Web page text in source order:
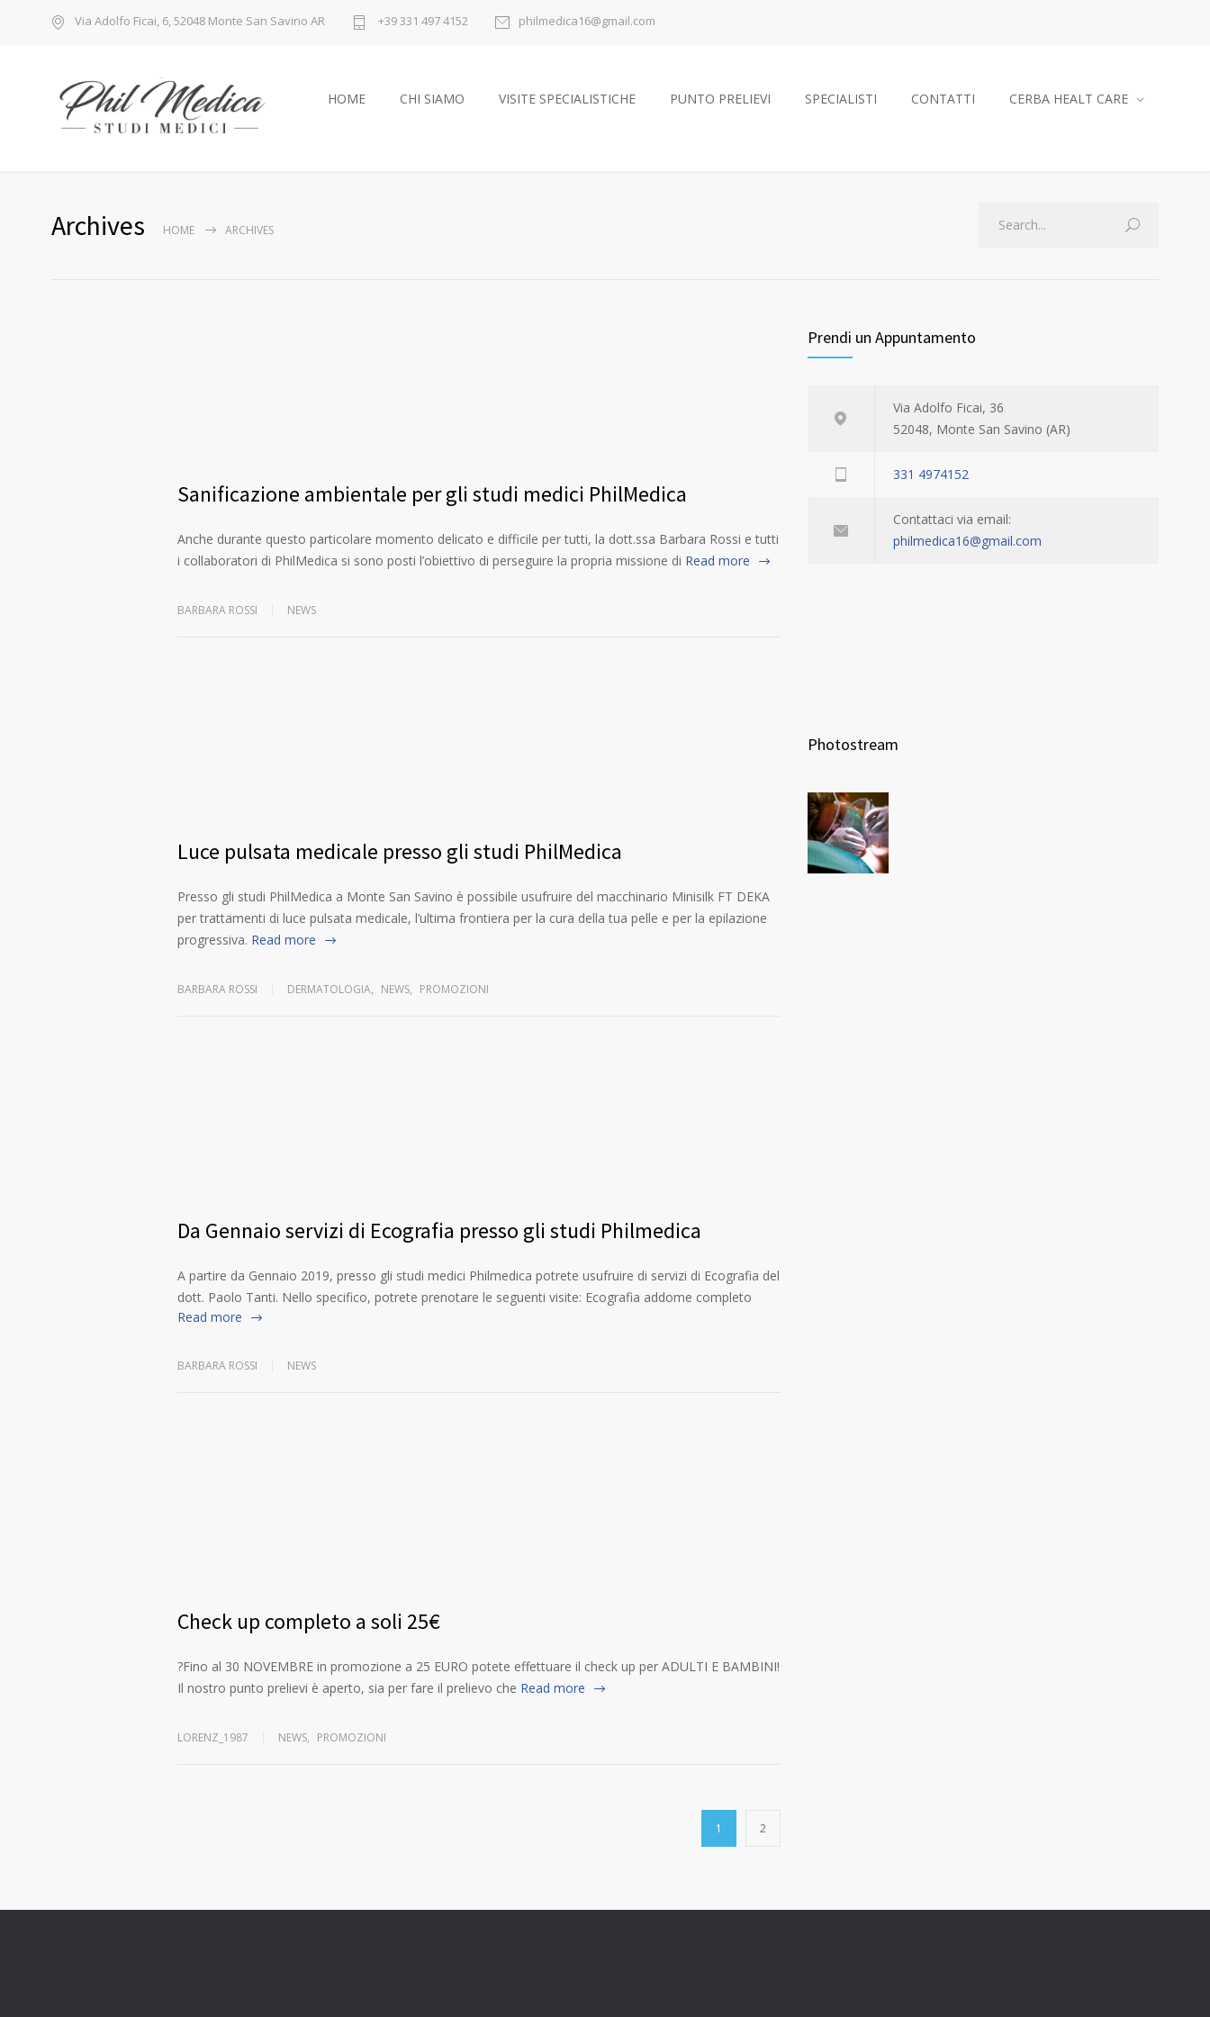
Via Adolfo Ficai, 6, 52048 Monte San Savino AR +39 331 497 4152 philmedica16@gmail.com
HOME CHI SIAMO VISITE SPECIALISTICHE PUNTO PRELIEVI SPECIALISTI CONTATTI CERBA HEALT CARE
Archives HOME ARCHIVES
Sanificazione ambientale per gli studi medici PhilMedica
Anche durante questo particolare momento delicato e difficile per tutti, la dott.ssa Barbara Rossi e tutti
i collaboratori di PhilMedica si sono posti l’obiettivo di perseguire la propria missione di Read more
BARBARA ROSSI NEWS
Luce pulsata medicale presso gli studi PhilMedica
Presso gli studi PhilMedica a Monte San Savino è possibile usufruire del macchinario Minisilk FT DEKA
per trattamenti di luce pulsata medicale, l’ultima frontiera per la cura della tua pelle e per la epilazione
progressiva. Read more
BARBARA ROSSI DERMATOLOGIA, NEWS, PROMOZIONI
Da Gennaio servizi di Ecografia presso gli studi Philmedica
A partire da Gennaio 2019, presso gli studi medici Philmedica potrete usufruire di servizi di Ecografia del
dott. Paolo Tanti. Nello specifico, potrete prenotare le seguenti visite: Ecografia addome completo
Read more
BARBARA ROSSI NEWS
Check up completo a soli 25€
?Fino al 30 NOVEMBRE in promozione a 25 EURO potete effettuare il check up per ADULTI E BAMBINI!
Il nostro punto prelievi è aperto, sia per fare il prelievo che Read more
LORENZ_1987 NEWS, PROMOZIONI
1 2
Prendi un Appuntamento
Via Adolfo Ficai, 36
52048, Monte San Savino (AR)
331 4974152
Contattaci via email:
philmedica16@gmail.com
Photostream